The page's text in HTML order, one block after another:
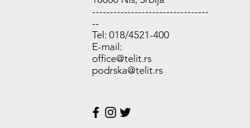
---------------------------------
--
Tel: 018/4521-400
E-mail:
office@telit.rs
podrska@telit.rs